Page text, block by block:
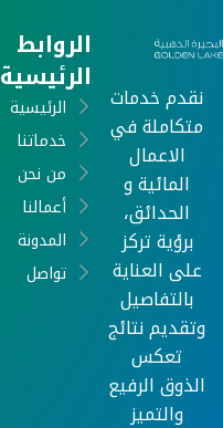
نقدم خدمات
متكاملة في
الاعمال
المائية و
الحدائق،
برؤية تركز
على العناية
بالتفاصيل
وتقديم نتائج
تعكس
الذوق الرفيع
والتميز
الروابط
الرئيسية
الرئيسية
خدماتنا
من نحن
أعمالنا
المدونة
تواصل